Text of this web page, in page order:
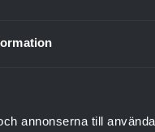
annonserna till